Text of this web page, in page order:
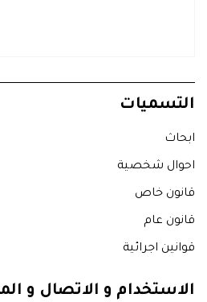
التسميات
ابحاث
احوال شخصية
قانون خاص
قانون عام
قوانين اجرائية
الاستخدام و الاتصال و